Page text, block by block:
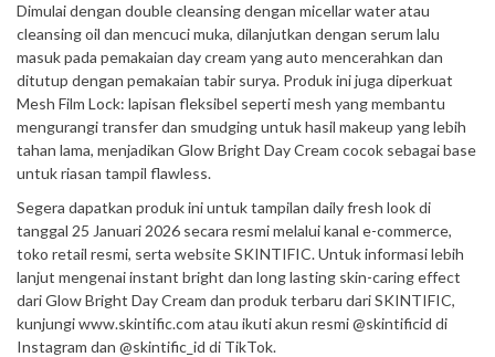
Dimulai dengan double cleansing dengan micellar water atau
cleansing oil dan mencuci muka, dilanjutkan dengan serum lalu
masuk pada pemakaian day cream yang auto mencerahkan dan
ditutup dengan pemakaian tabir surya. Produk ini juga diperkuat
Mesh Film Lock: lapisan fleksibel seperti mesh yang membantu
mengurangi transfer dan smudging untuk hasil makeup yang lebih
tahan lama, menjadikan Glow Bright Day Cream cocok sebagai base
untuk riasan tampil flawless.
Segera dapatkan produk ini untuk tampilan daily fresh look di
tanggal 25 Januari 2026 secara resmi melalui kanal e-commerce,
toko retail resmi, serta website SKINTIFIC. Untuk informasi lebih
lanjut mengenai instant bright dan long lasting skin-caring effect
dari Glow Bright Day Cream dan produk terbaru dari SKINTIFIC,
kunjungi www.skintific.com atau ikuti akun resmi @skintificid di
Instagram dan @skintific_id di TikTok.